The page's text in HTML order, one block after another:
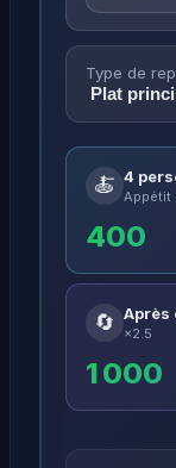
Type de
🍝 4
Appétit
400
🔄 Après
×2.5
1 000